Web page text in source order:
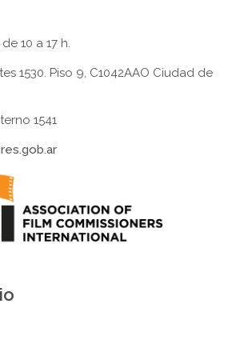
10 a 17 h.
1530. Piso 9, C1042AAO Ciudad de
1541